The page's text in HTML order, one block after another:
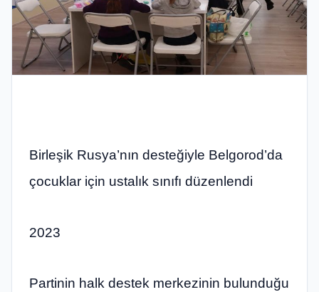
Birleşik Rusya’nın desteğiyle Belgorod’da
çocuklar için ustalık sınıfı düzenlendi
2023
Partinin halk destek merkezinin bulunduğu